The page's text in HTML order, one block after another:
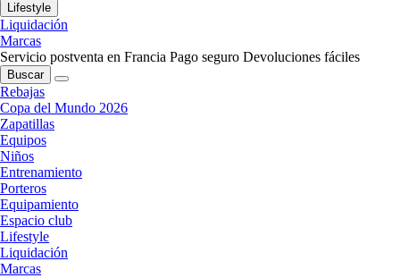
Lifestyle
Liquidación
Marcas
Servicio postventa en Francia Pago seguro Devoluciones fáciles
Buscar
Rebajas
Copa del Mundo 2026
Zapatillas
Equipos
Niños
Entrenamiento
Porteros
Equipamiento
Espacio club
Lifestyle
Liquidación
Marcas